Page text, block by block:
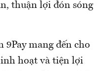
thuận lợi đón sóng
mang đến cho
hoạt và tiện lợi